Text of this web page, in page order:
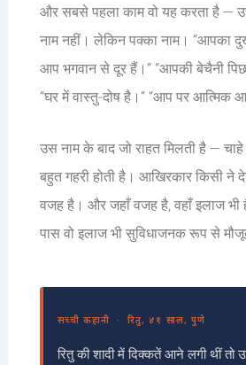
और सबसे पहला काम वो यह करता है —
नाम नहीं। लेकिन पक्का नाम। “आपका
आप भगवान से दूर हैं।” “आपकी बेचैनी
“घर में वास्तु-दोष है।” “आप पर आत्मिक
उस नाम के बाद जो राहत मिलती है —
बहुत गहरी होती है। आखिरकार किसी
वजह है। और जहाँ वजह है, वहाँ इलाज भी
पास वो इलाज भी सुविधाजनक रूप से
सच्ची कहानी · रितु, ४१ साल, पुणे
रितु की शादी में दिक्कतें आने लगी थीं तो